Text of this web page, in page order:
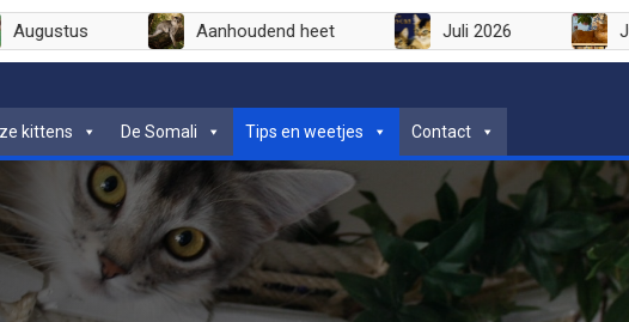
Augustus Aanhoudend heet Juli 2026
kittens De Somali Tips en weetjes Contact